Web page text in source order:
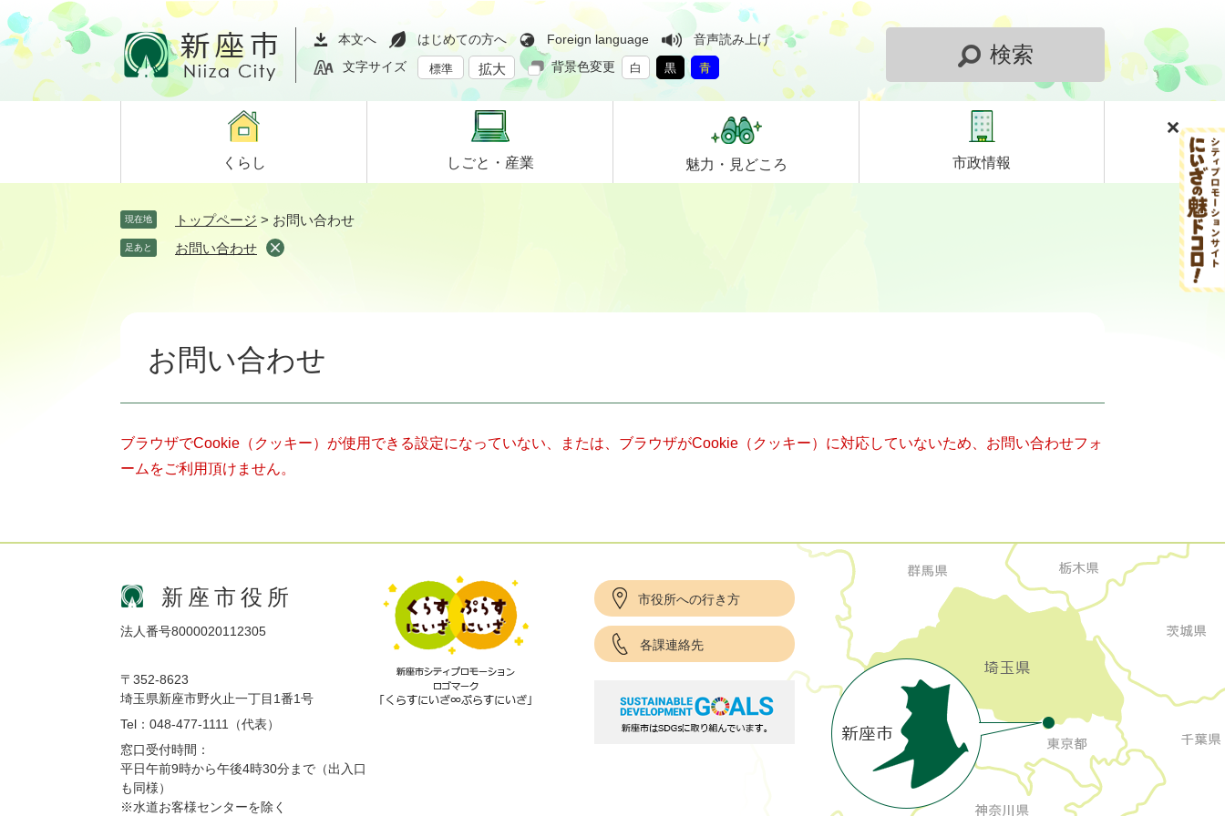
ペ
ー
ジ
メ
ニ
ュ
て
本文へ はじめての方へ Foreign language
音声読み上げ
文字サイズ
標準 拡大 背景色変更 白 黒 青
検索
くらし しごと・ 産業 魅力・ 見どころ 市政情報
現在地 トップページ > お問い合わせ
足あと お問い合わせ
お問い合わせ
ブラウザでCookie（クッキー）が使用できる設定になっていない、または、ブラウザがCookie（クッキー）に対応していないため、お問い合わせフォ
ームをご利用頂けません。
新座市役所
法人番号8000020112305
〒352-8623
埼玉県新座市野火止一丁目1番1号
Tel：048-477-1111（代表）
窓口受付時間：
平日午前9時から午後4時30分まで（出入口
も同様）
※水道お客様センターを除く
市役所への行き方
各課連絡先